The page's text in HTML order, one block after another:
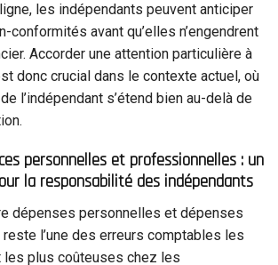
les indépendants peuvent anticiper
conformités avant qu’elles n’engendrent
Accorder une attention particulière à
donc crucial dans le contexte actuel, où
l’indépendant s’étend bien au-delà de
personnelles et professionnelles : un
la responsabilité des indépendants
dépenses personnelles et dépenses
l’une des erreurs comptables les
les plus coûteuses chez les